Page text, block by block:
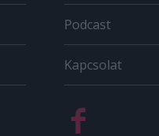
Podcast
Kapcsolat